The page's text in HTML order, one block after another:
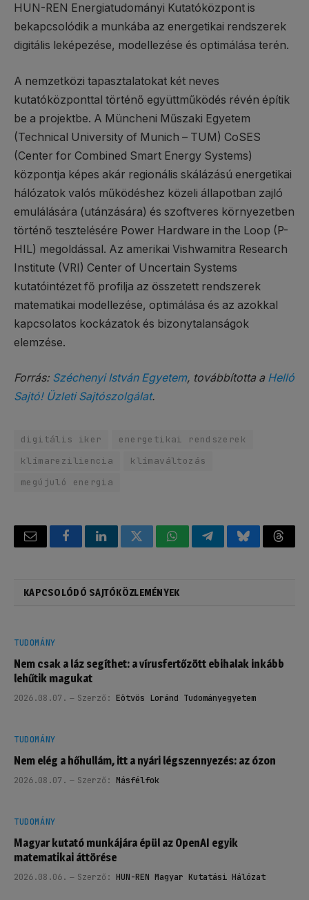
HUN-REN Energiatudományi Kutatóközpont is
bekapcsolódik a munkába az energetikai rendszerek
digitális leképezése, modellezése és optimálása terén.
A nemzetközi tapasztalatokat két neves
kutatóközponttal történő együttműködés révén építik
be a projektbe. A Müncheni Műszaki Egyetem
(Technical University of Munich – TUM) CoSES
(Center for Combined Smart Energy Systems)
központja képes akár regionális skálázású energetikai
hálózatok valós működéshez közeli állapotban zajló
emulálására (utánzására) és szoftveres környezetben
történő tesztelésére Power Hardware in the Loop (P-
HIL) megoldással. Az amerikai Vishwamitra Research
Institute (VRI) Center of Uncertain Systems
kutatóintézet fő profilja az összetett rendszerek
matematikai modellezése, optimálása és az azokkal
kapcsolatos kockázatok és bizonytalanságok
elemzése.
Forrás: Széchenyi István Egyetem, továbbította a Helló
Sajtó! Üzleti Sajtószolgálat.
digitális iker
energetikai rendszerek
klímareziliencia
klímaváltozás
megújuló energia
Email FacebookLinkedInTwitterWhatsAppTelegramBluesky
KAPCSOLÓDÓ SAJTÓKÖZLEMÉNYEK
TUDOMÁNY
Nem csak a láz segíthet: a vírusfertőzött ebihalak inkább
lehűtik magukat
2026.08.07. Szerző: Eötvös Loránd Tudományegyetem
TUDOMÁNY
Nem elég a hőhullám, itt a nyári légszennyezés: az ózon
2026.08.07. Szerző: Másfélfok
TUDOMÁNY
Magyar kutató munkájára épül az OpenAI egyik
matematikai áttörése
2026.08.06. Szerző: HUN-REN Magyar Kutatási Hálózat